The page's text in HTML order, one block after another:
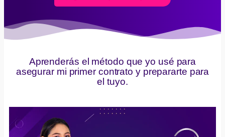
Aprenderás el método que yo usé para
asegurar mi primer contrato y prepararte para
el tuyo.